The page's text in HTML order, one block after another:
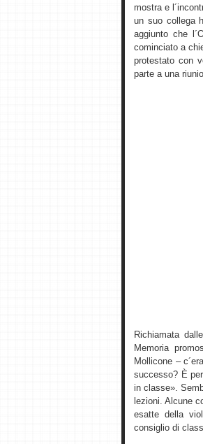
mostra e
un suo collega
aggiunto che
cominciato a
protestato con
parte a una
Richiamata
Memoria
Mollicone –
successo? È
in classe».
lezioni. Alcune
esatte della
consiglio di